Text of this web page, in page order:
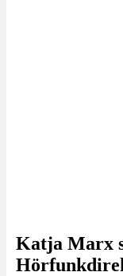
Katja Marx